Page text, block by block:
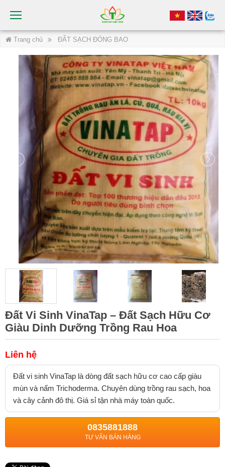
Trang chủ ĐẤT SẠCH ĐÓNG BAO
Đất Vi Sinh VinaTap – Đất Sạch Hữu Cơ
Giàu Dinh Dưỡng Trồng Rau Hoa
Liên hệ
Đất vi sinh VinaTap là dòng đất sạch hữu cơ cao cấp giàu
mùn và nấm Trichoderma. Chuyên dùng trồng rau sạch, hoa
và cây cảnh đô thị. Giá sỉ tận nhà máy toàn quốc.
0835881888
TƯ VẤN BÁN HÀNG